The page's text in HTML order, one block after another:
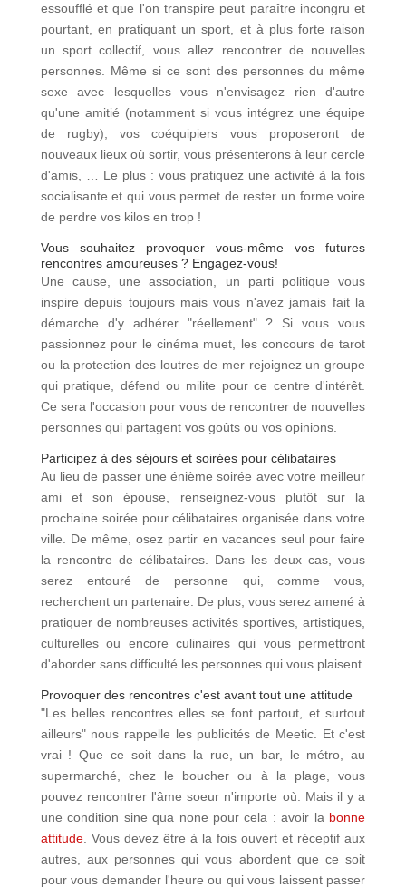
essoufflé et que l'on transpire peut paraître incongru et
pourtant, en pratiquant un sport, et à plus forte raison
un sport collectif, vous allez rencontrer de nouvelles
personnes. Même si ce sont des personnes du même
sexe avec lesquelles vous n'envisagez rien d'autre
qu'une amitié (notamment si vous intégrez une équipe
de rugby), vos coéquipiers vous proposeront de
nouveaux lieux où sortir, vous présenterons à leur cercle
d'amis, … Le plus : vous pratiquez une activité à la fois
socialisante et qui vous permet de rester un forme voire
de perdre vos kilos en trop !
Vous souhaitez provoquer vous-même vos futures
rencontres amoureuses ? Engagez-vous!
Une cause, une association, un parti politique vous
inspire depuis toujours mais vous n'avez jamais fait la
démarche d'y adhérer "réellement" ? Si vous vous
passionnez pour le cinéma muet, les concours de tarot
ou la protection des loutres de mer rejoignez un groupe
qui pratique, défend ou milite pour ce centre d'intérêt.
Ce sera l'occasion pour vous de rencontrer de nouvelles
personnes qui partagent vos goûts ou vos opinions.
Participez à des séjours et soirées pour célibataires
Au lieu de passer une énième soirée avec votre meilleur
ami et son épouse, renseignez-vous plutôt sur la
prochaine soirée pour célibataires organisée dans votre
ville. De même, osez partir en vacances seul pour faire
la rencontre de célibataires. Dans les deux cas, vous
serez entouré de personne qui, comme vous,
recherchent un partenaire. De plus, vous serez amené à
pratiquer de nombreuses activités sportives, artistiques,
culturelles ou encore culinaires qui vous permettront
d'aborder sans difficulté les personnes qui vous plaisent.
Provoquer des rencontres c'est avant tout une attitude
"Les belles rencontres elles se font partout, et surtout
ailleurs" nous rappelle les publicités de Meetic. Et c'est
vrai ! Que ce soit dans la rue, un bar, le métro, au
supermarché, chez le boucher ou à la plage, vous
pouvez rencontrer l'âme soeur n'importe où. Mais il y a
une condition sine qua none pour cela : avoir la bonne
attitude. Vous devez être à la fois ouvert et réceptif aux
autres, aux personnes qui vous abordent que ce soit
pour vous demander l'heure ou qui vous laissent passer